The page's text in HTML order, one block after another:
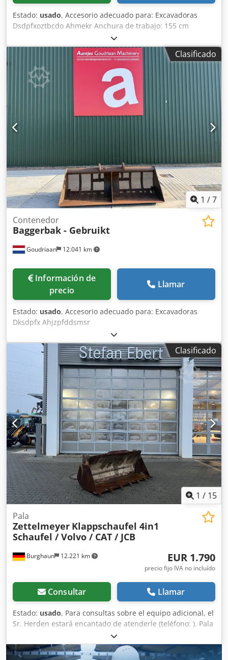
Estado: usado, Accesorio adecuado para: Excavadoras
Dsdpfxoztbcdo Ahmekr Anchura de trabajo: 155 cm
Clasificado
1 /7
Goudriaan 12.041 km
Contenedor
Baggerbak - Gebruikt
Información de
precio
Llamar
Estado: usado, Accesorio adecuado para: Excavadoras
Dksdpfx Ahjzpfddsmsr
Clasificado
1 / 15
Burghaun 12.221 km
Pala
Zettelmeyer Klappschaufel 4in1
Schaufel / Volvo / CAT / JCB
EUR 1.790
precio fijo IVA no incluído
Consultar Llamar
Estado: usado, Para consultas sobre el equipo adicional, el
Sr. Herden estará encantado de atenderle (teléfono: ). Pala
plegable / pala 4 en 1 / acoplamiento Zettelmeyer / Volvo
CAT JCB / 2.300 mm de ancho de corte / disponible en
stock y entrega inmediata / compatible con JCB 409. Precio: